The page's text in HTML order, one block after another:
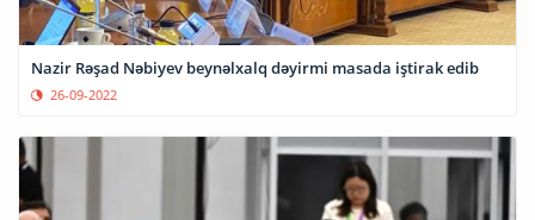
Nazir Rəşad Nəbiyev beynəlxalq dəyirmi masada iştirak edib
26-09-2022